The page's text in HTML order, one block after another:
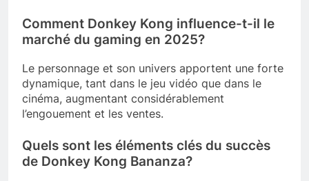
Comment Donkey Kong influence-t-il le
marché du gaming en 2025?
Le personnage et son univers apportent une forte
dynamique, tant dans le jeu vidéo que dans le
cinéma, augmentant considérablement
l’engouement et les ventes.
Quels sont les éléments clés du succès
de Donkey Kong Bananza?